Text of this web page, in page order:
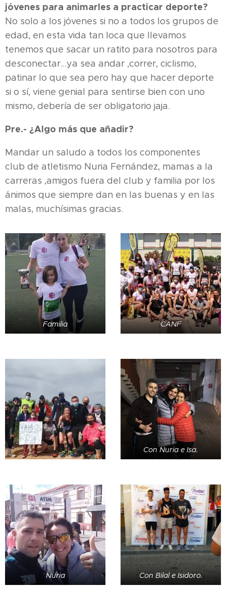
jóvenes para animarles a practicar deporte?
No solo a los jóvenes si no a todos los grupos de
edad, en esta vida tan loca que llevamos
tenemos que sacar un ratito para nosotros para
desconectar...ya sea andar ,correr, ciclismo,
patinar lo que sea pero hay que hacer deporte
si o sí, viene genial para sentirse bien con uno
mismo, debería de ser obligatorio jaja.
Pre.- ¿Algo más que añadir?
Mandar un saludo a todos los componentes
club de atletismo Nuria Fernández, mamas a la
carreras ,amigos fuera del club y familia por los
ánimos que siempre dan en las buenas y en las
malas, muchísimas gracias.
Familia CANF
Con Nuria e Isa.
Nuria Con Bilal e Isidoro.